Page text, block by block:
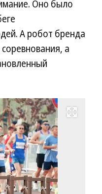
Оно было
А робот бренда
а
Развернуть на весь экран